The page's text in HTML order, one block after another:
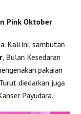
Pink Oktober
Kali ini, sambutan
, Bulan Kesedaran
pakaian
diedarkan juga
Payudara.